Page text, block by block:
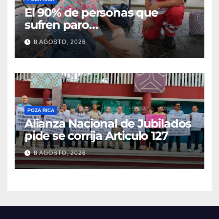
El 90% de personas que
sufren paro
cardiorrespiratorio mueren
8 AGOSTO, 2026
POZA RICA
Alianza Nacional de Jubilados
pide se corrija Articulo 127
8 AGOSTO, 2026